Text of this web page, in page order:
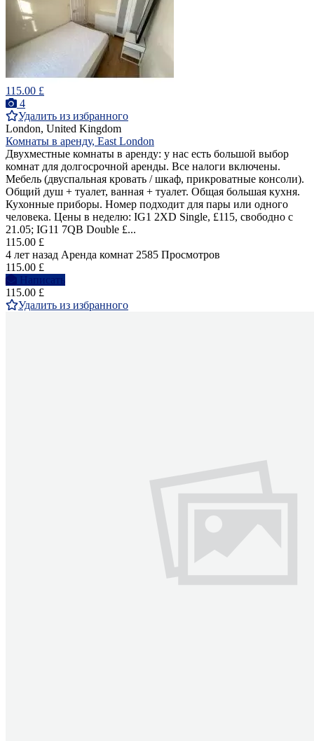
115.00 £
4
Удалить из избранного
London, United Kingdom
Комнаты в аренду, East London
Двухместные комнаты в аренду: у нас есть большой выбор
комнат для долгосрочной аренды. Все налоги включены.
Мебель (двуспальная кровать / шкаф, прикроватные консоли).
Общий душ + туалет, ванная + туалет. Общая большая кухня.
Кухонные приборы. Номер подходит для пары или одного
человека. Цены в неделю: IG1 2XD Single, £115, свободно с
21.05; IG11 7QB Double £...
115.00 £
4 лет назад Аренда комнат 2585 Просмотров
115.00 £
Написать
115.00 £
Удалить из избранного